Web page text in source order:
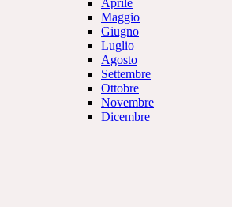
Aprile
Maggio
Giugno
Luglio
Agosto
Settembre
Ottobre
Novembre
Dicembre